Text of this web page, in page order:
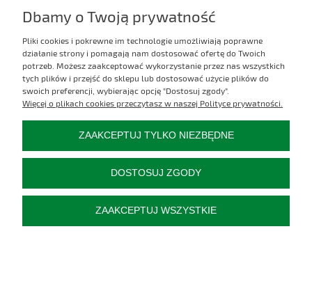
KOŁEK SPRĘŻYSTY 8X70
Kod produktu: C66D-234F3
5,00 zł
do koszyka
Dbamy o Twoją prywatność
Pliki cookies i pokrewne im technologie umożliwiają poprawne
działanie strony i pomagają nam dostosować ofertę do Twoich
potrzeb. Możesz zaakceptować wykorzystanie przez nas wszystkich
tych plików i przejść do sklepu lub dostosować użycie plików do
swoich preferencji, wybierając opcję "Dostosuj zgody".
Więcej o plikach cookies przeczytasz w naszej Polityce prywatności.
ZAAKCEPTUJ TYLKO NIEZBĘDNE
DOSTOSUJ ZGODY
ZAAKCEPTUJ WSZYSTKIE